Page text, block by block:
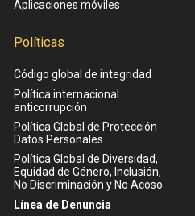
Aplicaciones móviles
Políticas
Código global de integridad
Política internacional
anticorrupción
Política Global de Protección
Datos Personales
Política Global de Diversidad,
Equidad de Género, Inclusión,
No Discriminación y No Acoso
Línea de Denuncia